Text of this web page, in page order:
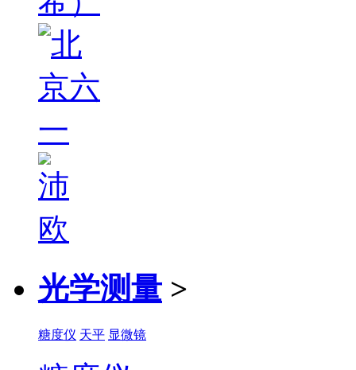
光学测量 >
糖度仪 天平 显微镜